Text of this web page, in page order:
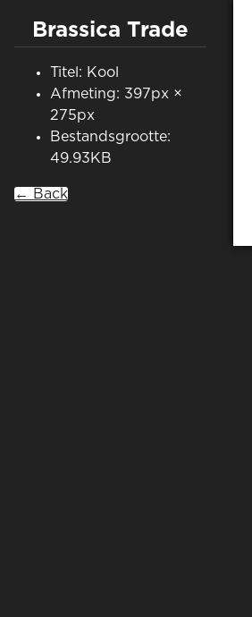
Brassica Trade
Titel: Kool
Afmeting: 397px ×
275px
Bestandsgrootte:
49.93KB
← Back